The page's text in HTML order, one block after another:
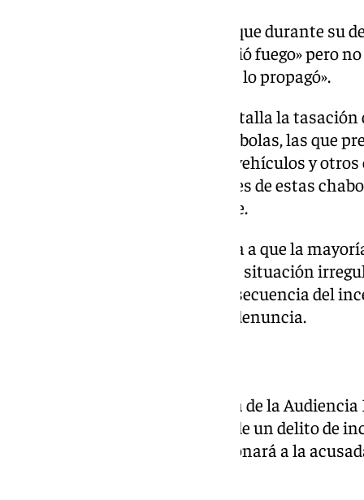
Asimismo, la sentencia recoge que durante su
que «quiso suicidarse y le prendió fuego» pero
alrededor de la suya, y «el viento lo propagó».
En este sentido, la sentencia detalla la
el incendio de cinco de esas chabolas, las que
calcinado figura ropa, móviles, vehículos y
documentación de los ocupantes de estas
encontraba tasado previamente.
Al respecto, la sentencia apunta a que la
extranjeras, muchas de ellas en situación
quedaron destruidas como consecuencia del
procesada», no han formulado denuncia.
Por todo ello, la Sección Primera de la
acusada, en concepto de autor de un delito de
un día de prisión, a la que se abonará a la